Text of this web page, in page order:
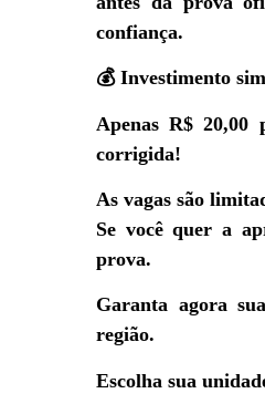
confiança.
💰 Investimento
Apenas R$ 20,00
corrigida!
As vagas são
Se você quer a
prova.
Garanta agora
região.
Escolha sua